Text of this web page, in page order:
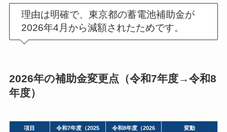
理由は明確で、東京都の蓄電池補助金が
2026年4月から減額されたためです。
2026年の補助金変更点（令和7年度→令和8
年度）
項目
令和7年度（2025
令和8年度（2026
変動